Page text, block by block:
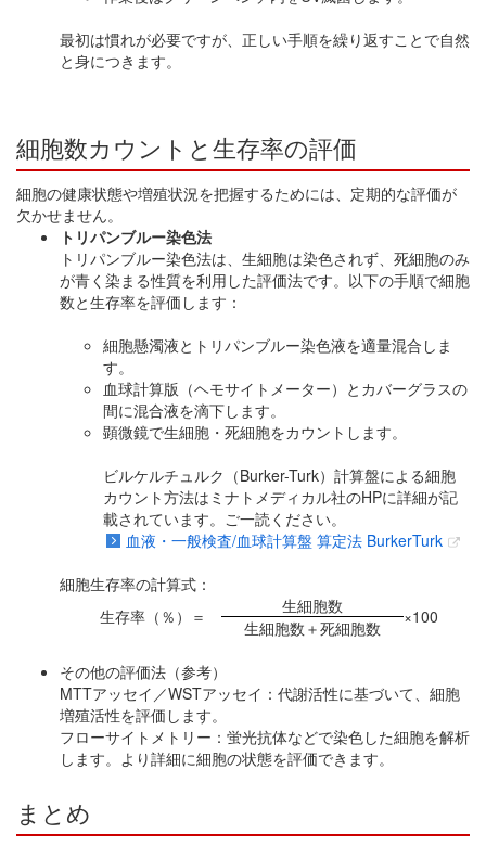
最初は慣れが必要ですが、正しい手順を繰り返すことで自然
と身につきます。
細胞数カウントと生存率の評価
細胞の健康状態や増殖状況を把握するためには、定期的な評価が
欠かせません。
トリパンブルー染色法
トリパンブルー染色法は、生細胞は染色されず、死細胞のみ
が青く染まる性質を利用した評価法です。以下の手順で細胞
数と生存率を評価します：
細胞懸濁液とトリパンブルー染色液を適量混合しま
す。
血球計算版（ヘモサイトメーター）とカバーグラスの
間に混合液を滴下します。
顕微鏡で生細胞・死細胞をカウントします。
ビルケルチュルク（Burker-Turk）計算盤による細胞
カウント方法はミナトメディカル社のHPに詳細が記
載されています。ご一読ください。
血液・一般検査/血球計算盤 算定法 BurkerTurk
細胞生存率の計算式：
生存率（％）＝
生細胞数 ×100
生細胞数＋死細胞数
その他の評価法（参考）
MTTアッセイ／WSTアッセイ：代謝活性に基づいて、細胞
増殖活性を評価します。
フローサイトメトリー：蛍光抗体などで染色した細胞を解析
します。より詳細に細胞の状態を評価できます。
まとめ